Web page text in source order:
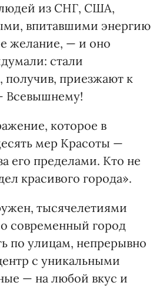
людей из СНГ, США,
впитавшими энергию
желание, — и оно
стали
получив, приезжают к
Всевышнему!
которое в
мер Красоты —
его пределами. Кто не
красивого города».
тысячелетиями
современный город
по улицам, непрерывно
с уникальными
— на любой вкус и